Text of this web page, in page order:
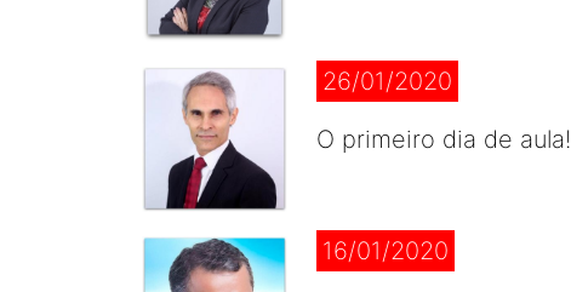
26/01/2020
O primeiro dia de aula!
16/01/2020